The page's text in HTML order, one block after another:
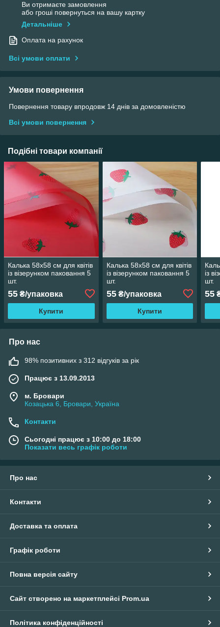
Ви отримаєте замовлення
або гроші повернуться на вашу картку
Детальніше
Оплата на рахунок
Всі умови оплати
Умови повернення
Повернення товару впродовж 14 днів за домовленістю
Всі умови повернення
Подібні товари компанії
Калька 58х58 см для квітів
із візерунком паковання 5
шт.
55 ₴/упаковка
Купити
Калька 58х58 см для квітів
із візерунком паковання 5
шт.
55₴/упаковка
Купити
із
шт.
55
Про нас
98% позитивних з 312 відгуків за рік
Працює з 13.09.2013
м. Бровари
Козацька 6, Бровари, Україна
Контакти
Сьогодні працює з 10:00 до 18:00
Показати весь графік роботи
Про нас
Контакти
Доставка та оплата
Графік роботи
Повна версія сайту
Сайт створено на маркетплейсі Prom.ua
Політика конфіденційності